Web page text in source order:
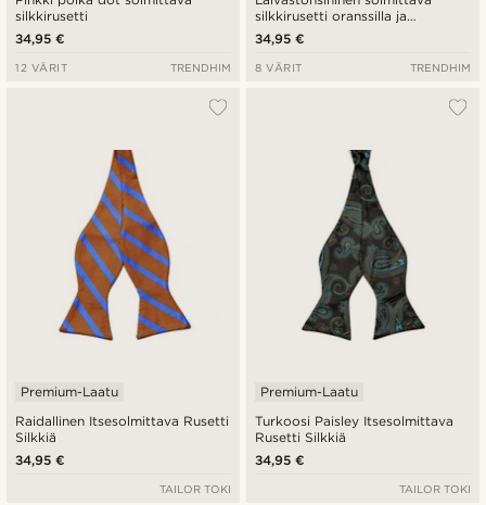
silkkirusetti
34,95 €
12 VÄRIT TRENDHIM
silkkirusetti oranssilla ja
pastellinsinisellä raidalla
34,95 €
8 VÄRIT TRENDHIM
Raidallinen Itsesolmittava Rusetti
Silkkiä
Premium-Laatu
34,95 €
TAILOR TOKI
Turkoosi Paisley Itsesolmittava
Rusetti Silkkiä
Premium-Laatu
34,95 €
TAILOR TOKI